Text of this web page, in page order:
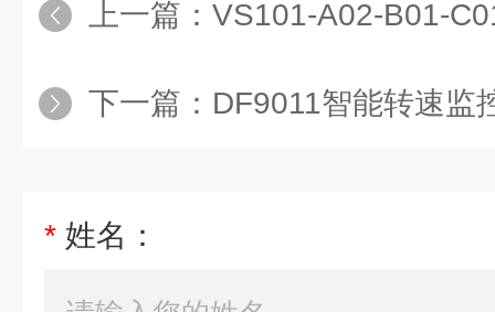
上一篇： VS101-A02-B01-C01VS101-
下一篇： DF9011智能转速监
* 姓名：